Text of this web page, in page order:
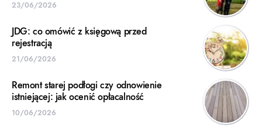
23/06/2026
JDG: co omówić z księgową przed
rejestracją
21/06/2026
Remont starej podłogi czy odnowienie
istniejącej: jak ocenić opłacalność
10/06/2026